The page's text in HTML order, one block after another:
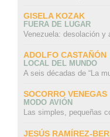
GISELA KOZAK
FUERA DE LUGAR
Venezuela: desolación y
ADOLFO CASTAÑÓN
LOCAL DEL MUNDO
A seis décadas de “La
SOCORRO VENEGAS
MODO AVIÓN
Las simples, pequeñas
JESÚS RAMÍREZ-